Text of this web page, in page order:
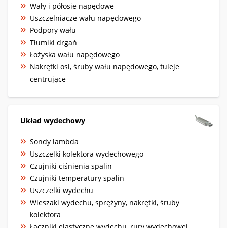
Wały i półosie napędowe
Uszczelniacze wału napędowego
Podpory wału
Tłumiki drgań
Łożyska wału napędowego
Nakrętki osi, śruby wału napędowego, tuleje
centrujące
Układ wydechowy
Sondy lambda
Uszczelki kolektora wydechowego
Czujniki ciśnienia spalin
Czujniki temperatury spalin
Uszczelki wydechu
Wieszaki wydechu, sprężyny, nakrętki, śruby
kolektora